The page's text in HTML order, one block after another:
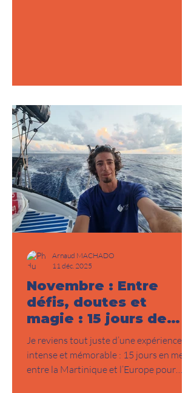
janvier Entrainements en montagne, trail
Arrivée de Tanguy sur
Novembre : Entre
défis, doutes et
magie : 15 jours de
traversée qui
rappellent
l’essentiel...
Je reviens tout juste d’une expérience
intense et mémorable : 15 jours en mer
entre la Martinique et l’Europe pour
Arnaud MACHADO
11 déc. 2025